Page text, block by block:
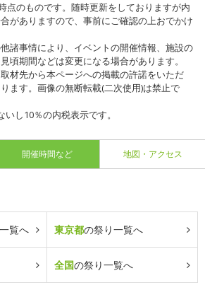
点のものです。随時更新をしておりますが内
がありますので、事前にご確認の上おでかけ
諸事情により、イベントの開催情報、施設の
頃期間などは変更になる場合があります。
材先から本ページへの掲載の許諾をいただ
ます。画像の無断転載(二次使用)は禁止で
し10％の内税表示です。
開催時間など 地図・アクセス
覧へ 東京都の祭り一覧へ
全国の祭り一覧へ